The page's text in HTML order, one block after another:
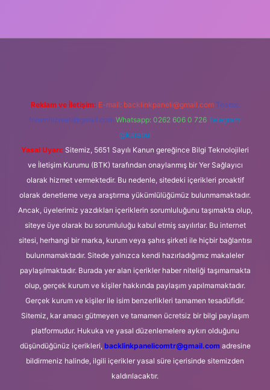
Reklam ve İletişim: E-mail: backlinkpaneli@gmail.com Teams:
forumhizmeti@gmail.com Whatsapp: 0262 606 0 726 Telegram:
@karabul
Yasal Uyarı: Sitemiz, 5651 Sayılı Kanun gereğince Bilgi Teknolojileri
ve İletişim Kurumu (BTK) tarafından onaylanmış bir Yer Sağlayıcı
olarak hizmet vermektedir. Bu nedenle, sitedeki içerikleri proaktif
olarak denetleme veya araştırma yükümlülüğümüz bulunmamaktadır.
Ancak, üyelerimiz yazdıkları içeriklerin sorumluluğunu taşımakta olup,
siteye üye olarak bu sorumluluğu kabul etmiş sayılırlar. Bu internet
sitesi, herhangi bir marka, kurum veya şahıs şirketi ile hiçbir bağlantısı
bulunmamaktadır. Sitede yalnızca kendi hazırladığımız makaleler
paylaşılmaktadır. Burada yer alan içerikler haber niteliği taşımamakta
olup, gerçek kurum ve kişiler hakkında paylaşım yapılmamaktadır.
Gerçek kurum ve kişiler ile isim benzerlikleri tamamen tesadüfidir.
Sitemiz, kar amacı gütmeyen ve tamamen ücretsiz bir bilgi paylaşım
platformudur. Hukuka ve yasal düzenlemelere aykırı olduğunu
düşündüğünüz içerikleri, backlinkpanelicomtr@gmail.comadresine
bildirmeniz halinde, ilgili içerikler yasal süre içerisinde sitemizden
kaldırılacaktır.